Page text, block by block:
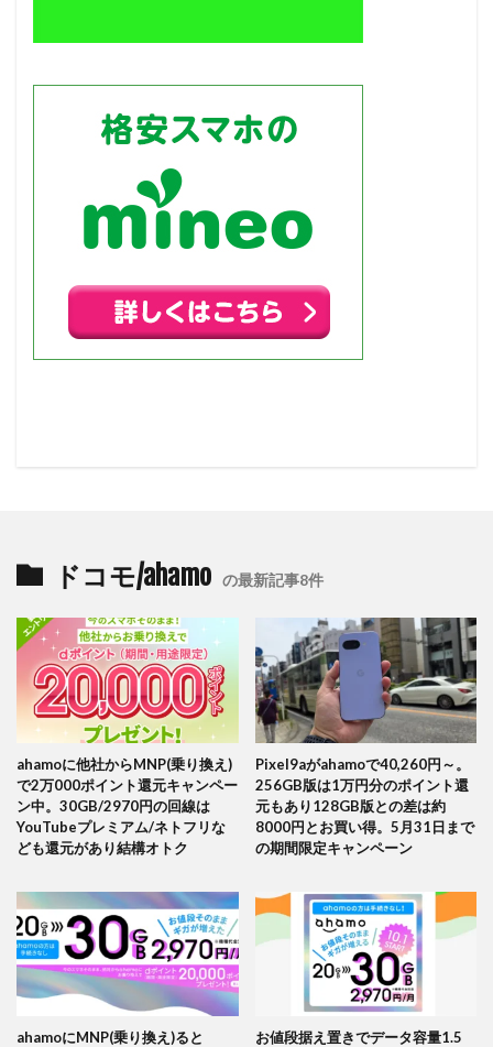
ドコモ/ahamo の最新記事8件
ahamoに他社からMNP(乗り換え)
で2万000ポイント還元キャンペー
ン中。30GB/2970円の回線は
YouTubeプレミアム/ネトフリな
ども還元があり結構オトク
Pixel9aがahamoで40,260円～。
256GB版は1万円分のポイント還
元もあり128GB版との差は約
8000円とお買い得。5月31日まで
の期間限定キャンペーン
ahamoにMNP(乗り換え)ると
お値段据え置きでデータ容量1.5